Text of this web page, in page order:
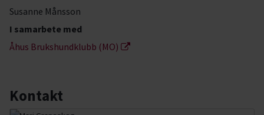
Susanne Månsson
I samarbete med
Åhus Brukshundklubb (MO)
Kontakt